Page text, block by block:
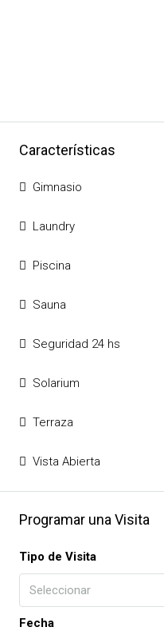
Características
Gimnasio
Laundry
Piscina
Sauna
Seguridad 24 hs
Solarium
Terraza
Vista Abierta
Programar una Visita
Tipo de Visita
Seleccionar
Fecha